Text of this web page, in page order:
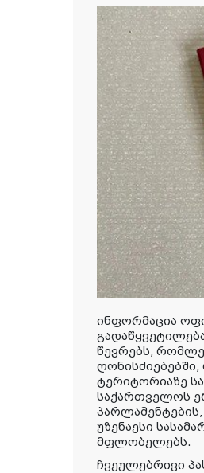
ინფორმაცია
წევრებს,
ტერიტორიაზე
საქართველოს
უზენაესი
მფლობელებს.
ჩვეულებრივი